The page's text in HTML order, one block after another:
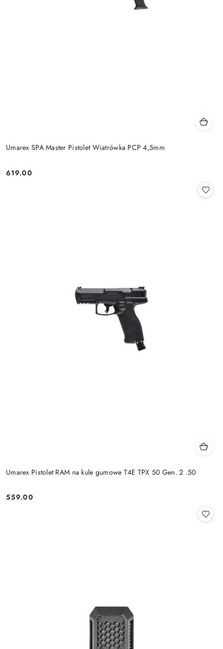
Umarex SPA Master Pistolet Wiatrówka PCP 4,5mm
Cena:
619.00
Umarex Pistolet RAM na kule gumowe T4E TPX 50 Gen. 2 .50
Cena:
559.00